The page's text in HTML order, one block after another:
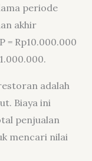
periode
akhir
= Rp10.000.000
adalah
Biaya ini
penjualan
mencari nilai